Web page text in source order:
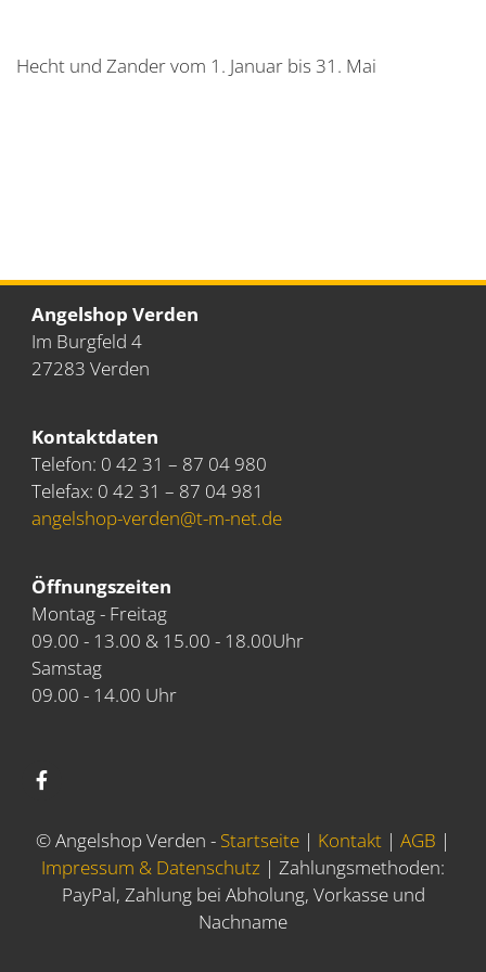
Hecht und Zander vom 1. Januar bis 31. Mai
Angelshop Verden
Im Burgfeld 4
27283 Verden
Kontaktdaten
Telefon: 0 42 31 – 87 04 980
Telefax: 0 42 31 – 87 04 981
angelshop-verden@t-m-net.de
Öffnungszeiten
Montag - Freitag
09.00 - 13.00 & 15.00 - 18.00Uhr
Samstag
09.00 - 14.00 Uhr
© Angelshop Verden - Startseite | Kontakt | AGB |
Impressum & Datenschutz | Zahlungsmethoden:
PayPal, Zahlung bei Abholung, Vorkasse und
Nachname